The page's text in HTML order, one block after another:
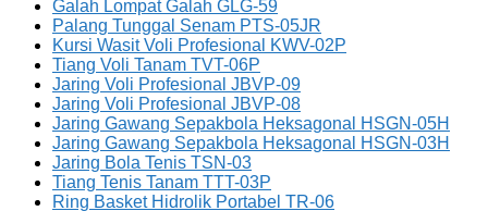
Galah Lompat Galah GLG-59
Palang Tunggal Senam PTS-05JR
Kursi Wasit Voli Profesional KWV-02P
Tiang Voli Tanam TVT-06P
Jaring Voli Profesional JBVP-09
Jaring Voli Profesional JBVP-08
Jaring Gawang Sepakbola Heksagonal HSGN-05H
Jaring Gawang Sepakbola Heksagonal HSGN-03H
Jaring Bola Tenis TSN-03
Tiang Tenis Tanam TTT-03P
Ring Basket Hidrolik Portabel TR-06